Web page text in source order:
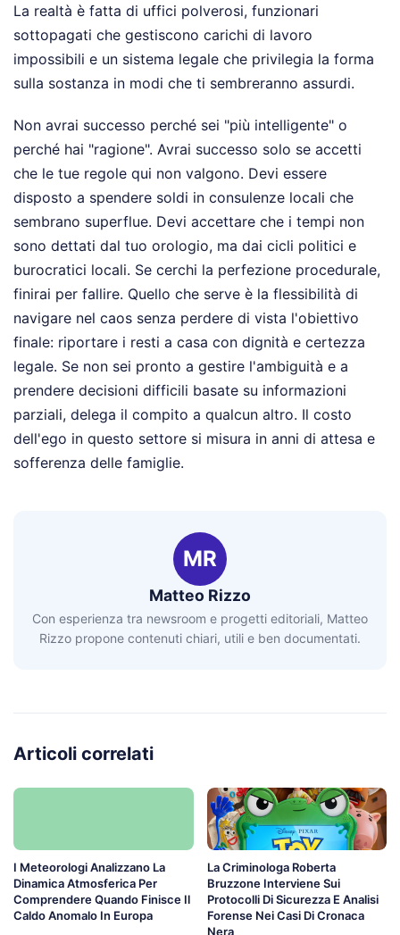
La realtà è fatta di uffici polverosi, funzionari
sottopagati che gestiscono carichi di lavoro
impossibili e un sistema legale che privilegia la forma
sulla sostanza in modi che ti sembreranno assurdi.
Non avrai successo perché sei "più intelligente" o
perché hai "ragione". Avrai successo solo se accetti
che le tue regole qui non valgono. Devi essere
disposto a spendere soldi in consulenze locali che
sembrano superflue. Devi accettare che i tempi non
sono dettati dal tuo orologio, ma dai cicli politici e
burocratici locali. Se cerchi la perfezione procedurale,
finirai per fallire. Quello che serve è la flessibilità di
navigare nel caos senza perdere di vista l'obiettivo
finale: riportare i resti a casa con dignità e certezza
legale. Se non sei pronto a gestire l'ambiguità e a
prendere decisioni difficili basate su informazioni
parziali, delega il compito a qualcun altro. Il costo
dell'ego in questo settore si misura in anni di attesa e
sofferenza delle famiglie.
MR
Matteo Rizzo
Con esperienza tra newsroom e progetti editoriali, Matteo
Rizzo propone contenuti chiari, utili e ben documentati.
Articoli correlati
I Meteorologi Analizzano La
Dinamica Atmosferica Per
Comprendere Quando Finisce Il
Caldo Anomalo In Europa
La Criminologa Roberta
Bruzzone Interviene Sui
Protocolli Di Sicurezza E Analisi
Forense Nei Casi Di Cronaca
Nera